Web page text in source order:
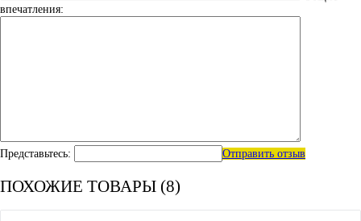
впечатления:
Представьтесь: Отправить отзыв
ПОХОЖИЕ ТОВАРЫ (8)